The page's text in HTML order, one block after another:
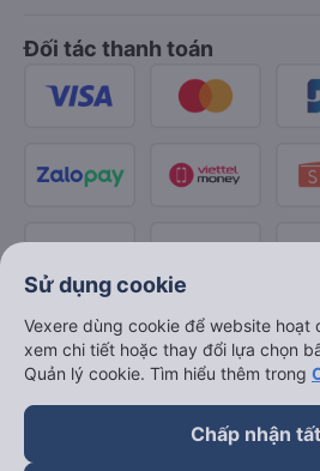
Đối tác thanh toán
Sử dụng cookie
Vexere dùng cookie để website hoạt
xem chi tiết hoặc thay đổi lựa chọn
Quản lý cookie. Tìm hiểu thêm trong
Chấp nhận